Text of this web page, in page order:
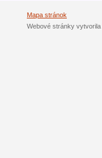
Mapa stránok
Webové stránky vytvorila